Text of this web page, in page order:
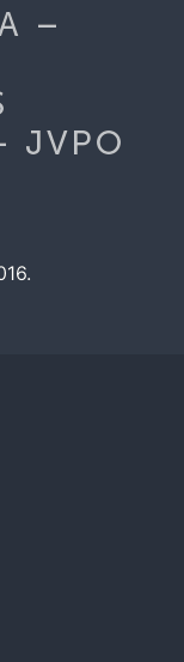
–
JVPO